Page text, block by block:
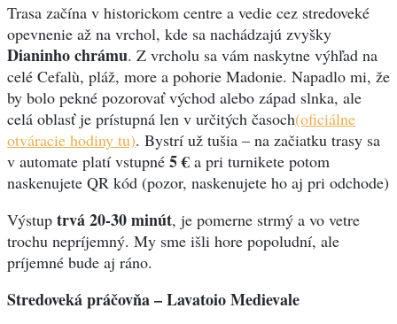
Trasa začína v historickom centre a vedie cez stredoveké
opevnenie až na vrchol, kde sa nachádzajú zvyšky
Dianinho chrámu. Z vrcholu sa vám naskytne výhľad na
celé Cefalù, pláž, more a pohorie Madonie. Napadlo mi, že
by bolo pekné pozorovať východ alebo západ slnka, ale
celá oblasť je prístupná len v určitých časoch(oficiálne
otváracie hodiny tu). Bystrí už tušia – na začiatku trasy sa
v automate platí vstupné 5 € a pri turnikete potom
naskenujete QR kód (pozor, naskenujete ho aj pri odchode)
Výstup trvá 20-30 minút, je pomerne strmý a vo vetre
trochu nepríjemný. My sme išli hore popoludní, ale
príjemné bude aj ráno.
Stredoveká práčovňa – Lavatoio Medievale